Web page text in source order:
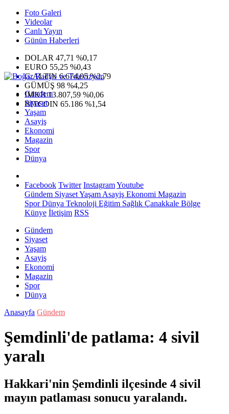
Foto Galeri
Videolar
Canlı Yayın
Günün Haberleri
DOLAR 47,71 %0,17
EURO 55,25 %0,43
G.ALTIN6.674,05 %2,79
GÜMÜŞ 98 %4,25
IMKB13.807,59 %0,06
BITCOIN 65.186 %1,54
Gündem
Siyaset
Yaşam
Asayiş
Ekonomi
Magazin
Spor
Dünya
Facebook Twitter InstagramYoutube
Gündem SiyasetYaşam Asayiş Ekonomi Magazin
SporDünya Teknoloji Eğitim Sağlık Çanakkale Bölge
Künye İletişim RSS
Gündem
Siyaset
Yaşam
Asayiş
Ekonomi
Magazin
Spor
Dünya
Anasayfa Gündem
Şemdinli'de patlama: 4 sivil
yaralı
Hakkari'nin Şemdinli ilçesinde 4 sivil
mayın patlaması sonucu yaralandı.